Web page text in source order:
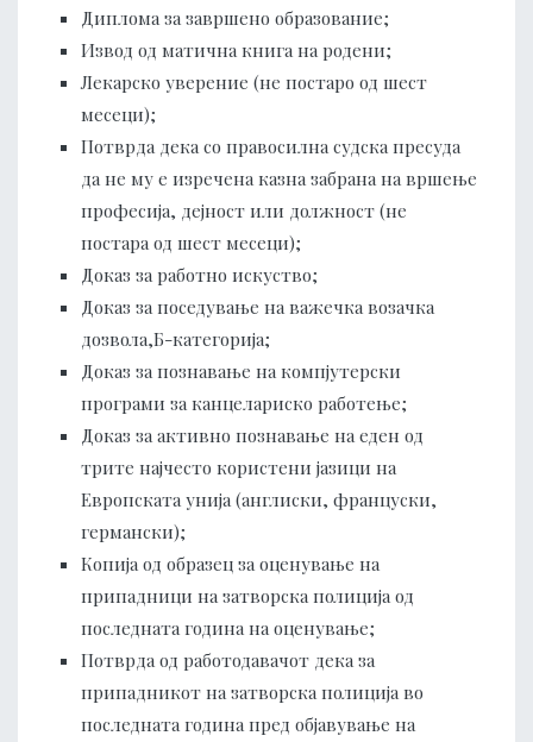
Диплома за завршено образование;
Извод од матична книга на родени;
Лекарско уверение (не постаро од шест
месеци);
Потврда дека со правосилна судска пресуда
да не му е изречена казна забрана на вршење
професија, дејност или должност (не
постара од шест месеци);
Доказ за работно искуство;
Доказ за поседување на важечка возачка
дозвола,Б-категорија;
Доказ за познавање на компјутерски
програми за канцелариско работење;
Доказ за активно познавање на еден од
трите најчесто користени јазици на
Европската унија (англиски, француски,
германски);
Копија од образец за оценување на
припадници на затворска полиција од
последната година на оценување;
Потврда од работодавачот дека за
припадникот на затворска полиција во
последната година пред објавување на